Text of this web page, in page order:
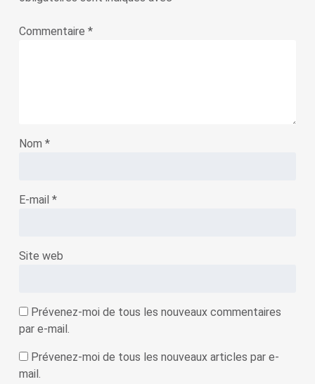
Commentaire *
Nom *
E-mail *
Site web
Prévenez-moi de tous les nouveaux commentaires
par e-mail.
Prévenez-moi de tous les nouveaux articles par e-
mail.